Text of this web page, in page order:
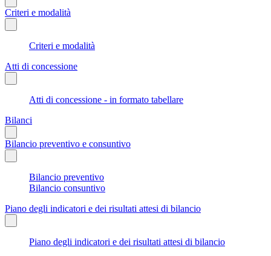
Criteri e modalità
Criteri e modalità
Atti di concessione
Atti di concessione - in formato tabellare
Bilanci
Bilancio preventivo e consuntivo
Bilancio preventivo
Bilancio consuntivo
Piano degli indicatori e dei risultati attesi di bilancio
Piano degli indicatori e dei risultati attesi di bilancio